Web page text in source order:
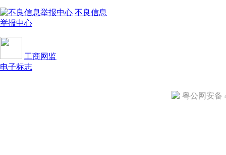
不良信息
举报中心
工商网监
电子标志
粤公网安备